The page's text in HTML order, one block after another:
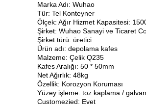
Marka Adı: Wuhao
Tür: Tel Konteyner
Ölçek: Ağır Hizmet Kapasitesi:
Şirket: Wuhao Sanayi ve Ticaret
Şirket türü: üretici
Ürün adı: depolama kafes
Malzeme: Çelik Q235
Kafes Aralığı: 50 * 50mm
Net Ağırlık: 48kg
Özellik: Korozyon Koruması
Yüzey işleme: toz kaplama /
Customezied: Evet